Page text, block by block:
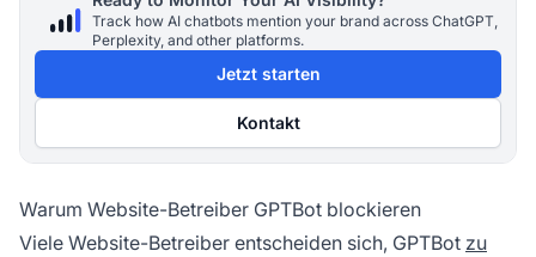
Track how AI chatbots mention your brand across ChatGPT,
Perplexity, and other platforms.
Jetzt starten
Kontakt
Warum Website-Betreiber GPTBot blockieren
Viele Website-Betreiber entscheiden sich, GPTBot zu